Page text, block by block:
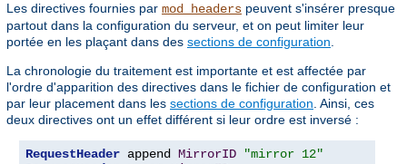
Les directives fournies par mod_headers peuvent s'insérer presque
partout dans la configuration du serveur, et on peut limiter leur
portée en les plaçant dans des sections de configuration.
La chronologie du traitement est importante et est affectée par
l'ordre d'apparition des directives dans le fichier de configuration et
par leur placement dans les sections de configuration. Ainsi, ces
deux directives ont un effet différent si leur ordre est inversé :
RequestHeader append MirrorID
"mirror 12"